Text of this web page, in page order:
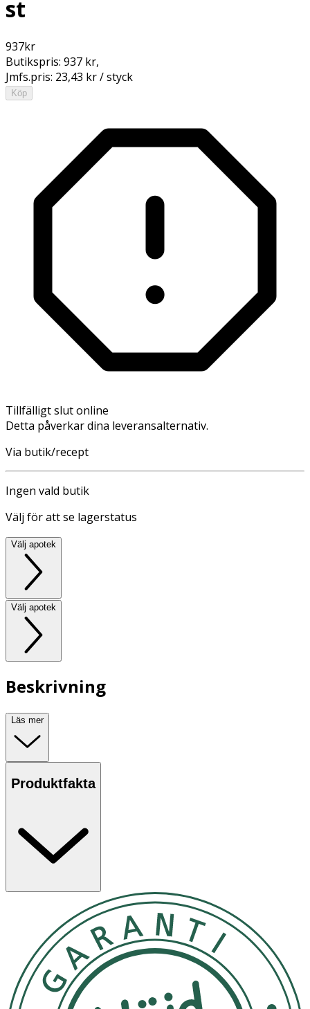
st
937kr
Butikspris: 937 kr,
Jmfs.pris: 23,43 kr / styck
Köp
Tillfälligt slut online
Detta påverkar dina leveransalternativ.
Via butik/recept
Ingen vald butik
Välj för att se lagerstatus
Välj apotek
Välj apotek
Beskrivning
Läs mer
Produktfakta